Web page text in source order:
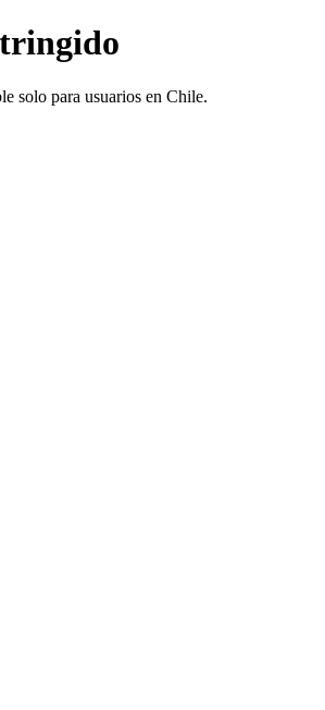
solo para usuarios en Chile.